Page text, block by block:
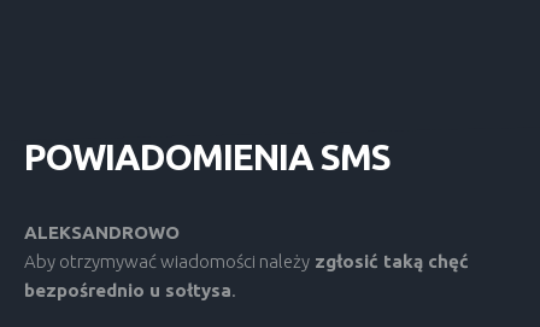
POWIADOMIENIASMS
ALEKSANDROWO
Aby otrzymywać wiadomości należy zgłosić taką chęć
bezpośrednio u sołtysa.